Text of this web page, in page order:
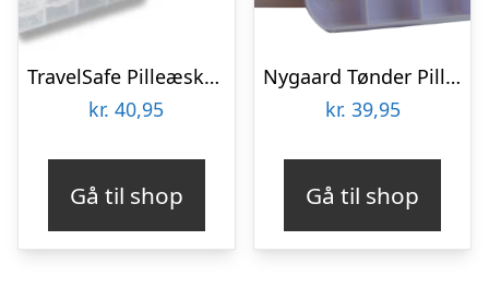
TravelSafe Pilleæske med ugedage – 2 stk.
kr. 40,95
Gå til shop
Nygaard Tønder Pilleæske Uge (1 stk)
kr. 39,95
Gå til shop